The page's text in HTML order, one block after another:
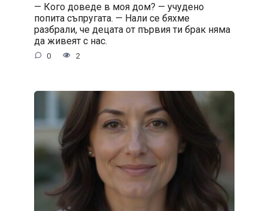
— Кого доведе в моя дом? — учудено
попита съпругата. — Нали се бяхме
разбрали, че децата от първия ти брак няма
да живеят с нас.
0 2